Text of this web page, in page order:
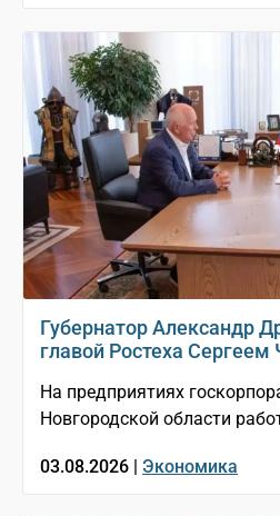
Губернатор Александр
главой Ростеха
На предприятиях
Новгородской области
03.08.2026 | Экономика